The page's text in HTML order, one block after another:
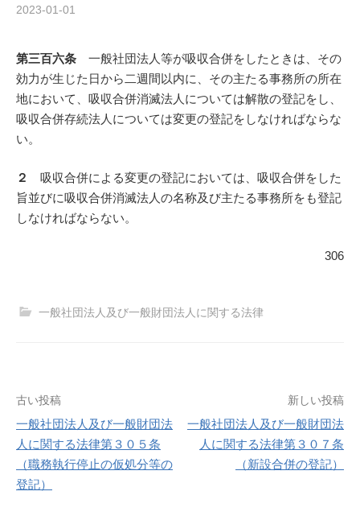
2023-01-01
第三百六条 一般社団法人等が吸収合併をしたときは、その
効力が生じた日から二週間以内に、その主たる事務所の所在
地において、吸収合併消滅法人については解散の登記をし、
吸収合併存続法人については変更の登記をしなければならな
い。
２
吸収合併による変更の登記においては、吸収合併をした
旨並びに吸収合併消滅法人の名称及び主たる事務所をも登記
しなければならない。
306
一般社団法人及び一般財団法人に関する法律
投
稿
ナ
古い投稿
一般社団法人及び一般財団法
人に関する法律第３０５条
（職務執行停止の仮処分等の
登記）
新しい投稿
一般社団法人及び一般財団法
人に関する法律第３０７条
（新設合併の登記）